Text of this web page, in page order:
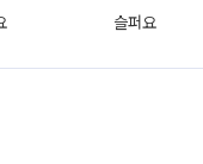
슬퍼요